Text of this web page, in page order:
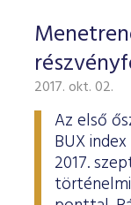
2017. okt. 02.
Az első
BUX
2017.